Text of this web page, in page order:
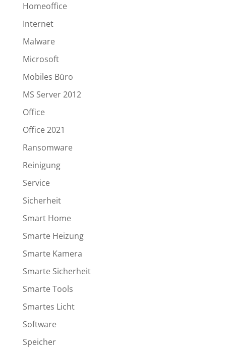
Homeoffice
Internet
Malware
Microsoft
Mobiles Büro
MS Server 2012
Office
Office 2021
Ransomware
Reinigung
Service
Sicherheit
Smart Home
Smarte Heizung
Smarte Kamera
Smarte Sicherheit
Smarte Tools
Smartes Licht
Software
Speicher